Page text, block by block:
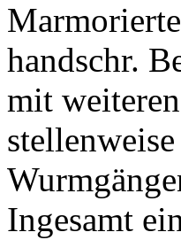
handschr.
mit
Ingesamt